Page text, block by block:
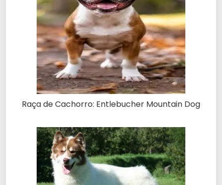
Raça de Cachorro: Entlebucher Mountain Dog